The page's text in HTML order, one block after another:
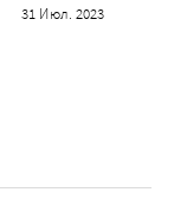
31 Июл. 2023